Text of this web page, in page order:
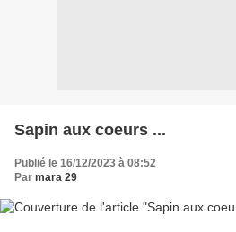
Sapin aux coeurs ...
Publié le 16/12/2023 à 08:52
Par mara 29